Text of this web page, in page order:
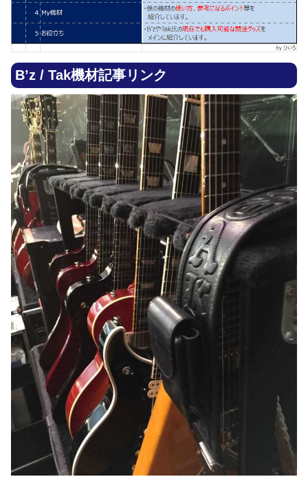
B’z / Tak機材記事リンク